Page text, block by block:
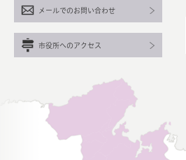
メールでのお問い合わせ
市役所へのアクセス